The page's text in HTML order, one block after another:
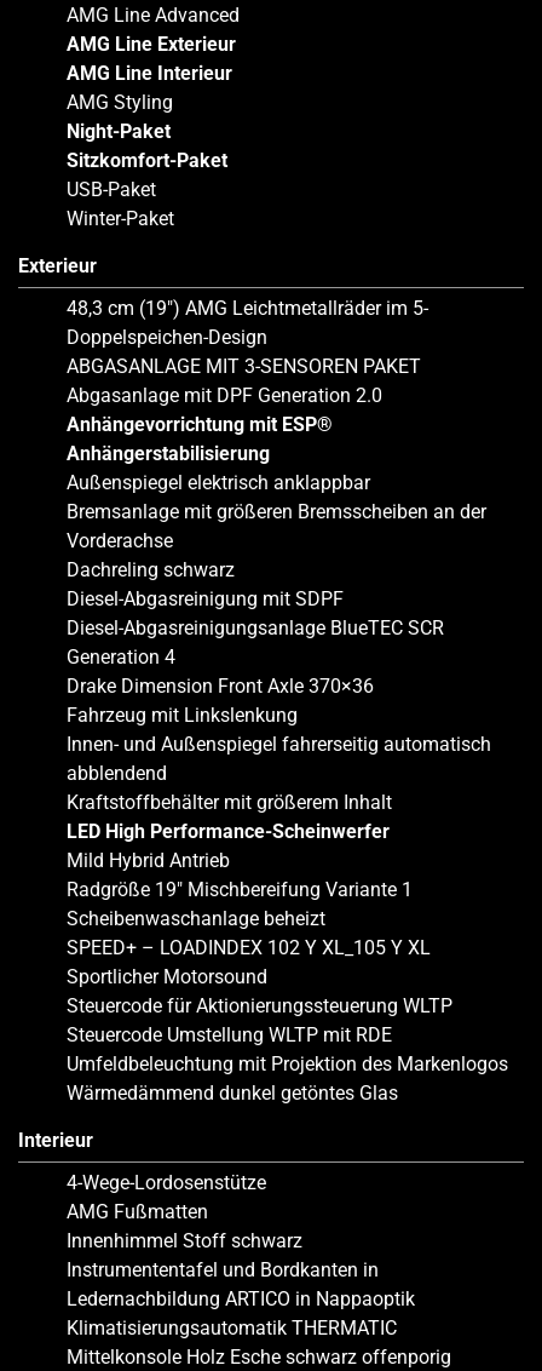
AMG Line Advanced
AMG Line Exterieur
AMG Line Interieur
AMG Styling
Night-Paket
Sitzkomfort-Paket
USB-Paket
Winter-Paket
Exterieur
48,3 cm (19″) AMG Leichtmetallräder im 5-
Doppelspeichen-Design
ABGASANLAGE MIT 3-SENSOREN PAKET
Abgasanlage mit DPF Generation 2.0
Anhängevorrichtung mit ESP®
Anhängerstabilisierung
Außenspiegel elektrisch anklappbar
Bremsanlage mit größeren Bremsscheiben an der
Vorderachse
Dachreling schwarz
Diesel-Abgasreinigung mit SDPF
Diesel-Abgasreinigungsanlage BlueTEC SCR
Generation 4
Drake Dimension Front Axle 370×36
Fahrzeug mit Linkslenkung
Innen- und Außenspiegel fahrerseitig automatisch
abblendend
Kraftstoffbehälter mit größerem Inhalt
LED High Performance-Scheinwerfer
Mild Hybrid Antrieb
Radgröße 19″ Mischbereifung Variante 1
Scheibenwaschanlage beheizt
SPEED+ – LOADINDEX 102 Y XL_105 Y XL
Sportlicher Motorsound
Steuercode für Aktionierungssteuerung WLTP
Steuercode Umstellung WLTP mit RDE
Umfeldbeleuchtung mit Projektion des Markenlogos
Wärmedämmend dunkel getöntes Glas
Interieur
4-Wege-Lordosenstütze
AMG Fußmatten
Innenhimmel Stoff schwarz
Instrumententafel und Bordkanten in
Ledernachbildung ARTICO in Nappaoptik
Klimatisierungsautomatik THERMATIC
Mittelkonsole Holz Esche schwarz offenporig